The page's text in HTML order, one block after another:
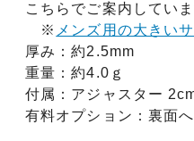
こちらでご案内してい
※ メンズ用の大きい
厚み：約2.5mm
重量：約4.0ｇ
付属：アジャスター
有料オプション：裏面